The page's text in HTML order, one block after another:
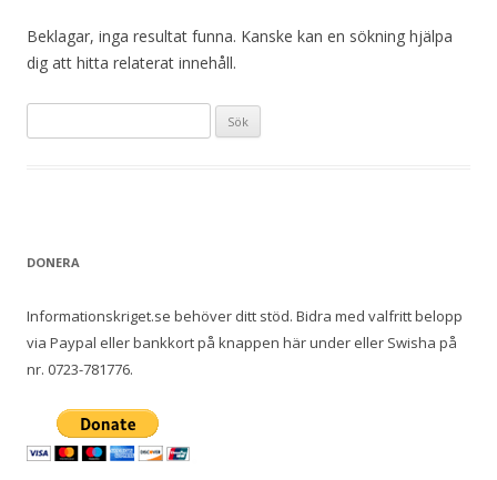
Beklagar, inga resultat funna. Kanske kan en sökning hjälpa
dig att hitta relaterat innehåll.
efter:
DONERA
Informationskriget.se behöver ditt stöd. Bidra med valfritt belopp
via Paypal eller bankkort på knappen här under eller Swisha på
nr. 0723-781776.